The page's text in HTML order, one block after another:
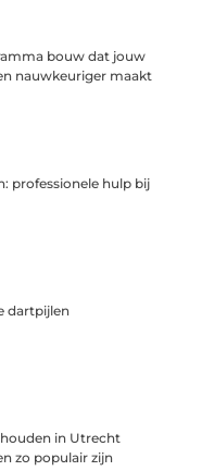
bouw dat jouw
nauwkeuriger maakt
professionele hulp bij
dartpijlen
in Utrecht
zo populair zijn